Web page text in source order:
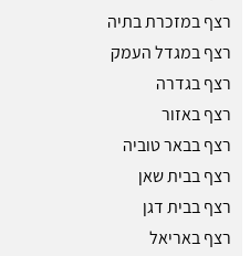
רצף במזכרת בתיה
רצף במגדל העמק
רצף בגדרה
רצף באזור
רצף בבאר טוביה
רצף בבית שאן
רצף בבית דגן
רצף באריאל